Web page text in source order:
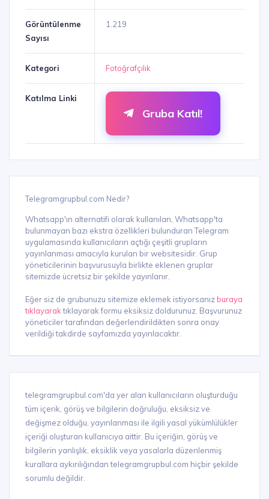
Görüntülenme
Sayısı
1.219
Kategori Fotoğrafçılık
Katılma Linki
Gruba Katıl!
Telegramgrupbul.com Nedir?
Whatsapp'ın alternatifi olarak kullanılan, Whatsapp'ta
bulunmayan bazı ekstra özellikleri bulunduran Telegram
uygulamasında kullanıcıların açtığı çeşitli grupların
yayınlanması amacıyla kurulan bir websitesidir. Grup
yöneticilerinin başvurusuyla birlikte eklenen gruplar
sitemizde ücretsiz bir şekilde yayınlanır.
Eğer siz de grubunuzu sitemize eklemek istiyorsanız buraya
tıklayaraktıklayarak formu eksiksiz doldurunuz. Başvurunuz
yöneticiler tarafından değerlendirildikten sonra onay
verildiği takdirde sayfamızda yayınlacaktır.
telegramgrupbul.com'da yer alan kullanıcıların oluşturduğu
tüm içerik, görüş ve bilgilerin doğruluğu, eksiksiz ve
değişmez olduğu, yayınlanması ile ilgili yasal yükümlülükler
içeriği oluşturan kullanıcıya aittir. Bu içeriğin, görüş ve
bilgilerin yanlışlık, eksiklik veya yasalarla düzenlenmiş
kurallara aykırılığından telegramgrupbul.com hiçbir şekilde
sorumlu değildir.